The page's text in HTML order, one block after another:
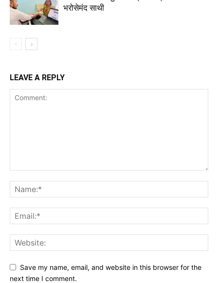
भरोसेमंद साथी
LEAVE A REPLY
Save my name, email, and website in this browser for the
next time I comment.